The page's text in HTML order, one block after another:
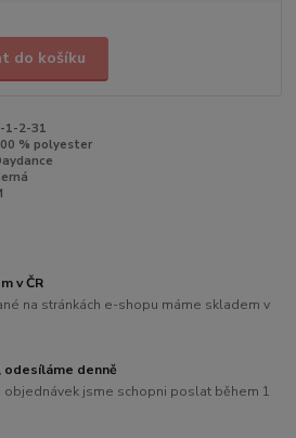
do košíku
1-2-31
% polyester
v ČR
na stránkách e-shopu máme skladem v
odesíláme denně
objednávek jsme schopni poslat během 1